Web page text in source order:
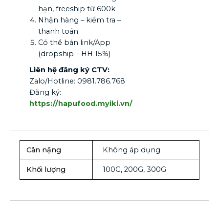
hạn, freeship từ 600k
Nhận hàng – kiểm tra –
thanh toán
Có thể bán link/App
(dropship – HH 15%)
Liên hệ đăng ký CTV:
Zalo/Hotline: 0981.786.768
Đăng ký:
https://hapufood.myiki.vn/
Cân nặng Không áp dụng
Khối lượng 100G, 200G, 300G